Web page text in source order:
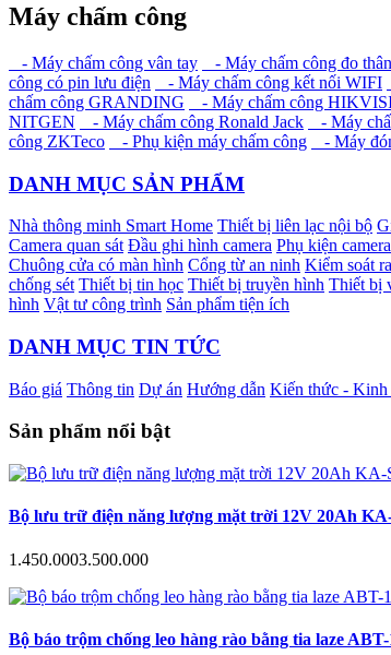
Máy chấm công
- Máy chấm công vân tay - Máy chấm công đo
công có pin lưu điện
- Máy chấm công kết nối WIFI
chấm công GRANDING
- Máy chấm công
NITGEN
- Máy chấm công Ronald Jack - Máy
công ZKTeco
- Phụ kiện máy chấm công - Máy
DANH MỤC SẢN PHẨM
Nhà thông minh Smart Home Thiết bị liên lạc nội bộ
Camera quan sát Đầu ghi hình camera Phụ kiện camera
Chuông cửa có màn hình Cổng từ an ninh Kiểm soát
chống sét Thiết bị tin học Thiết bị truyền hình Thiết bị
hình Vật tư công trình Sản phẩm tiện ích
DANH MỤC TIN TỨC
Báo giá Thông tin Dự án Hướng dẫn Kiến thức - Kinh
Sản phẩm nổi bật
Bộ lưu trữ điện năng lượng mặt trời 12V 20Ah
1.450.0003.500.000
Bộ báo trộm chống leo hàng rào bằng tia laze